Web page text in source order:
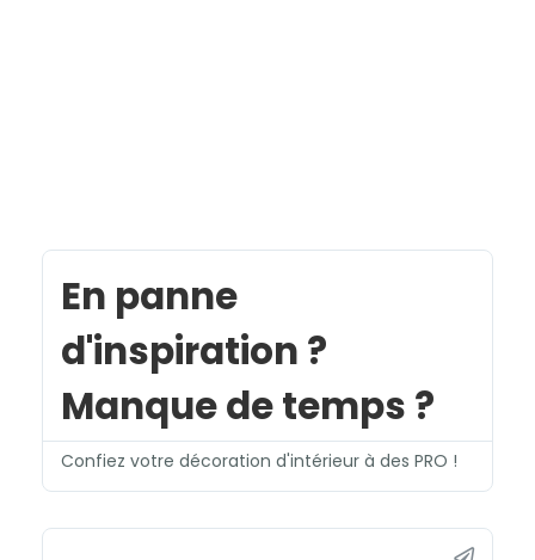
En panne
d'inspiration ?
Manque de temps ?
Confiez votre décoration d'intérieur à des PRO !